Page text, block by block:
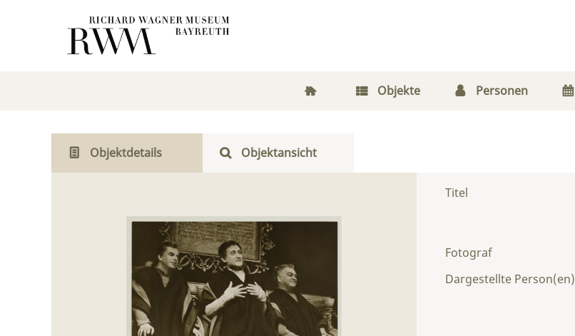
Objekte Personen
Objektdetails Objektansicht
Titel
Fotograf
Dargestellte Person(en)